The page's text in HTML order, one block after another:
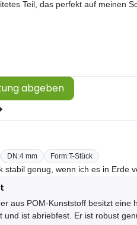
Teil, das perfekt auf meinen
abgeben
DN:4 mm Form:T-Stück
stabil genug, wenn ich es in Erde
aus POM-Kunststoff besitzt eine
und ist abriebfest. Er ist robust